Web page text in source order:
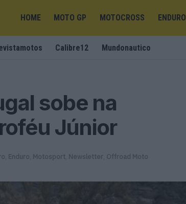
HOME MOTO GP MOTOCROSS ENDURO
Calibre12 Mundonautico
sobe na
Júnior
Enduro Motosport Newsletter Offroad Moto